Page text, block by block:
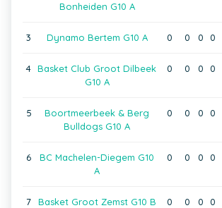
Bonheiden G10 A
3 Dynamo Bertem G10 A 0 0 0 0
4 Basket Club Groot Dilbeek
G10 A
0 0 0 0
5
Boortmeerbeek & Berg
Bulldogs G10 A
0 0 0 0
6
BC Machelen-Diegem G10
A
0 0 0 0
7 Basket Groot Zemst G10 B 0 0 0 0